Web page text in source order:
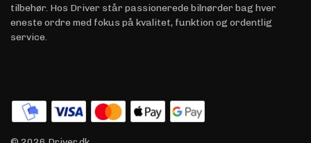
tilbehør. Hos Driver står passionerede bilnørder bag hver
eneste ordre med fokus på kvalitet, funktion og ordentlig
service.